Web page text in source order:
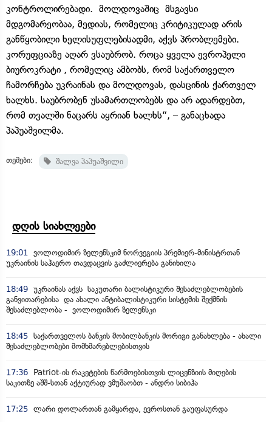
კონტროლირებადი. მოლდოვაშიც მსგავსი
მდგომარეობაა, მედიას, რომელიც კრიტიკულად არის
განწყობილი ხელისუფლებისადმი, აქვს პრობლემები.
კორუფციაზე აღარ ვსაუბრობ. როცა ყველა ევროპელი
ბიუროკრატი , რომელიც ამბობს, რომ საქართველო
ჩამორჩება უკრაინას და მოლდოვას, დასცინის ქართველ
ხალხს. საუბრობენ უსამართლობებს და არ ადარდებთ,
რომ თვალში ნაცარს აყრიან ხალხს“, – განაცხადა
პაპუაშვილმა.
თემები: შალვა პაპუაშვილი
დღის სიახლეები
19:01
ვოლოდიმირ ზელენსკიმ ნორვეგიის პრემიერ-მინისტრთან
უკრაინის საჰაერო თავდაცვის გაძლიერება განიხილა
18:49 უკრაინას აქვს საკუთარი ბალისტიკური შესაძლებლობების
განვითარებისა და ახალი ანტიბალისტიკური სისტემის შექმნის
შესაძლებლობა - ვოლოდიმირ ზელენსკი
18:45 საქართველოს ბანკის მობილბანკის მორიგი განახლება - ახალი
შესაძლებლობები მომხმარებლებისთვის
17:36
Patriot-ის რაკეტების წარმოებისთვის ლიცენზიის მიღების
საკითზე აშშ-სთან აქტიურად ვმუშაობთ - ანდრი სიბიჰა
17:25 ლარი დოლართან გამყარდა, ევროსთან გაუფასურდა